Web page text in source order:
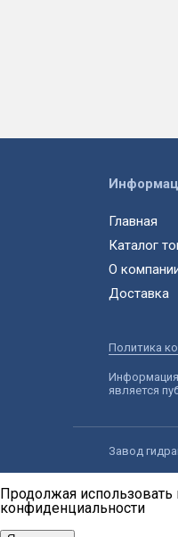
Главная
Каталог
О
Доставка
Политика
является
Завод
Продолжая использовать
конфиденциальности